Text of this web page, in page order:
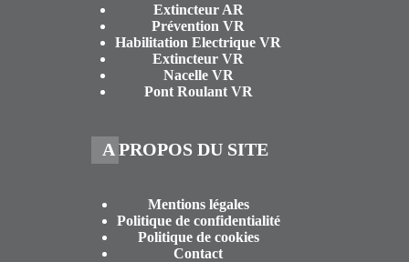
Extincteur AR
Prévention VR
Habilitation Electrique VR
Extincteur VR
Nacelle VR
Pont Roulant VR
A PROPOS DU SITE
Mentions légales
Politique de confidentialité
Politique de cookies
Contact